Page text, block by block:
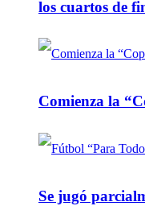
los cuartos de
Comienza la
Se jugó